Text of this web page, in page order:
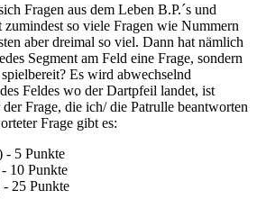
Fragen aus dem Leben B.P.´s und
zumindest so viele Fragen wie Nummern
aber dreimal so viel. Dann hat nämlich
Segment am Feld eine Frage, sondern
Es wird abwechselnd
Feldes wo der Dartpfeil landet, ist
Frage, die ich/ die Patrulle beantworten
Frage gibt es:
- 5 Punkte
10 Punkte
25 Punkte